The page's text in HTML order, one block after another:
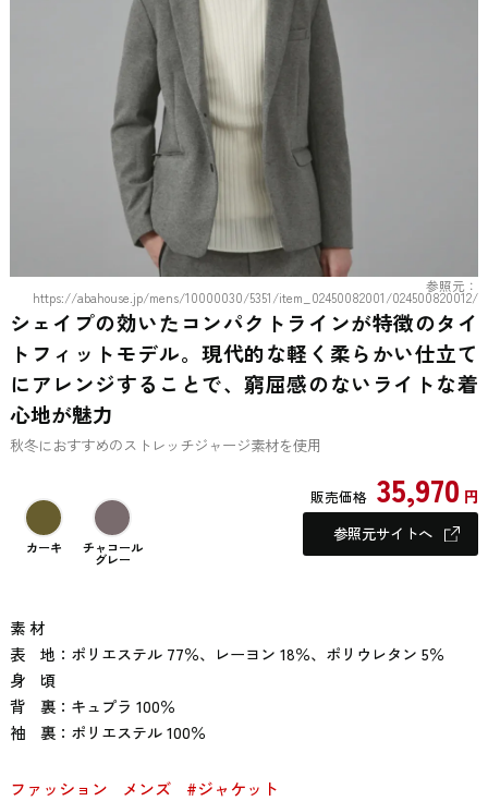
参照元：
https://abahouse.jp/mens/10000030/5351/item_02450082001/024500820012/
シェイプの効いたコンパクトラインが特徴のタイ
トフィットモデル。現代的な軽く柔らかい仕立て
にアレンジすることで、窮屈感のないライトな着
心地が魅力
秋冬におすすめのストレッチジャージ素材を使用
カーキ チャコール
グレー
販売価格 35,970 円
参照元サイトへ
素 材
表 地：ポリエステル 77％、レーヨン 18％、ポリウレタン 5％
身 頃
背 裏：キュプラ 100％
袖 裏：ポリエステル 100％
ファッション メンズ #ジャケット